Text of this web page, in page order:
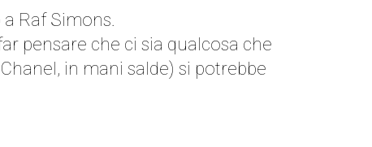
Raf Simons.
pensare che ci sia qualcosa che
in mani salde) si potrebbe